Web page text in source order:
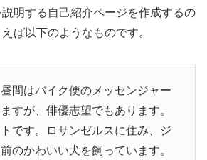
明する自己紹介ページを作成するの
ば以下のようなものです。
間はバイク便のメッセンジャー
すが、俳優志望でもあります。
です。ロサンゼルスに住み、ジ
のかわいい犬を飼っています。